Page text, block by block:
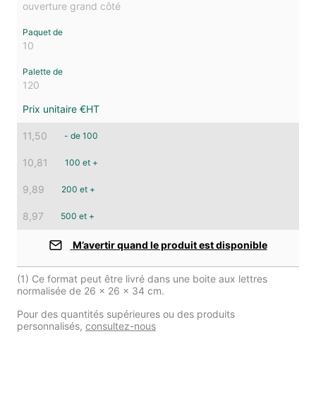
ouverture grand côté
10
120
11,50 - de 100
10,81 100 et +
9,89 200 et +
8,97 500 et +
M’avertir quand le produit est disponible
(1) Ce format peut être livré dans une boite aux lettres
normalisée de 26 x 26 x 34 cm.
Pour des quantités supérieures ou des produits
personnalisés, consultez-nous